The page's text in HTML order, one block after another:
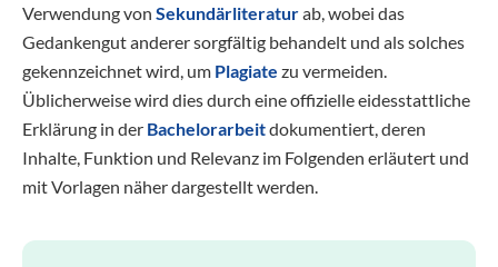
Verwendung von Sekundärliteraturab, wobei das
Gedankengut anderer sorgfältig behandelt und als solches
gekennzeichnet wird, um Plagiate zu vermeiden.
Üblicherweise wird dies durch eine offizielle eidesstattliche
Erklärung in der Bachelorarbeitdokumentiert, deren
Inhalte, Funktion und Relevanz im Folgenden erläutert und
mit Vorlagen näher dargestellt werden.